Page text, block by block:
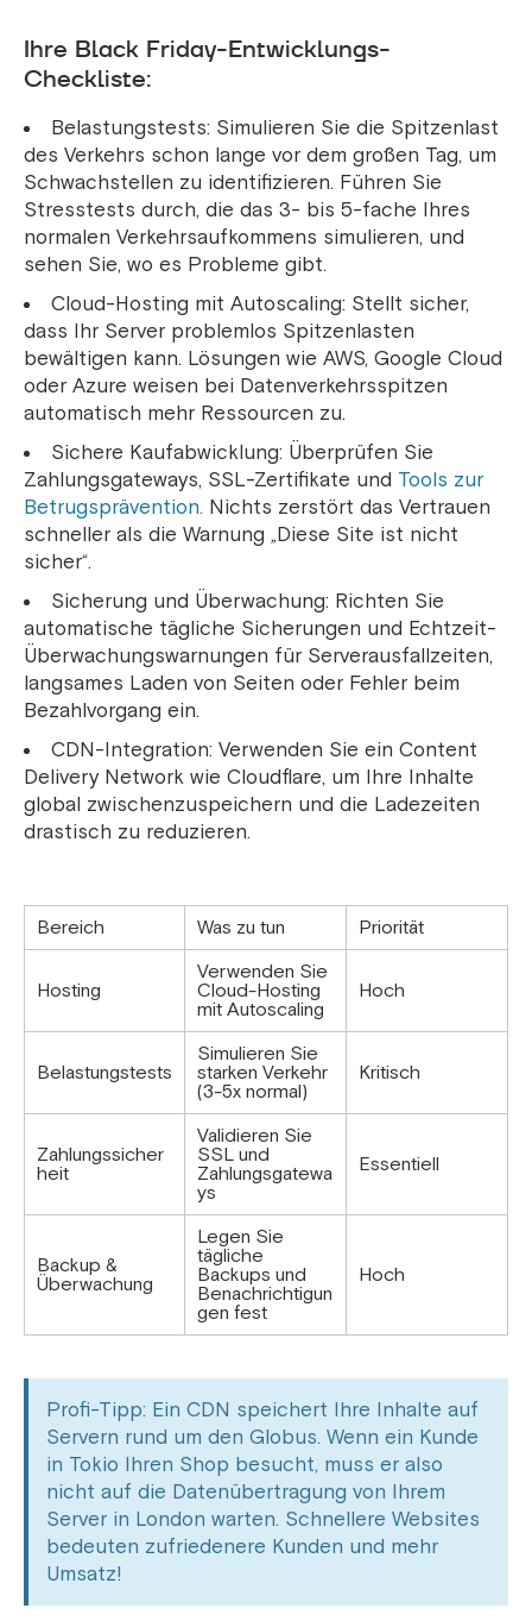
Ihre Black Friday-Entwicklungs-
Checkliste:
Belastungstests: Simulieren Sie die Spitzenlast
des Verkehrs schon lange vor dem großen Tag, um
Schwachstellen zu identifizieren. Führen Sie
Stresstests durch, die das 3- bis 5-fache Ihres
normalen Verkehrsaufkommens simulieren, und
sehen Sie, wo es Probleme gibt.
Cloud-Hosting mit Autoscaling: Stellt sicher,
dass Ihr Server problemlos Spitzenlasten
bewältigen kann. Lösungen wie AWS, Google Cloud
oder Azure weisen bei Datenverkehrsspitzen
automatisch mehr Ressourcen zu.
Sichere Kaufabwicklung: Überprüfen Sie
Zahlungsgateways, SSL-Zertifikate und Tools zur
Betrugsprävention. Nichts zerstört das Vertrauen
schneller als die Warnung „Diese Site ist nicht
sicher“.
Sicherung und Überwachung: Richten Sie
automatische tägliche Sicherungen und Echtzeit-
Überwachungswarnungen für Serverausfallzeiten,
langsames Laden von Seiten oder Fehler beim
Bezahlvorgang ein.
CDN-Integration: Verwenden Sie ein Content
Delivery Network wie Cloudflare, um Ihre Inhalte
global zwischenzuspeichern und die Ladezeiten
drastisch zu reduzieren.
Bereich Was zu tun Priorität
Hosting
Verwenden Sie
Cloud-Hosting
mit Autoscaling
Hoch
Belastungstests
Simulieren Sie
starken Verkehr
(3-5x normal)
Kritisch
Zahlungssicher
heit
Validieren Sie
SSL und
Zahlungsgatewa
ys
Essentiell
Backup &
Überwachung
Legen Sie
tägliche
Backups und
Benachrichtigun
gen fest
Hoch
Profi-Tipp: Ein CDN speichert Ihre Inhalte auf
Servern rund um den Globus. Wenn ein Kunde
in Tokio Ihren Shop besucht, muss er also
nicht auf die Datenübertragung von Ihrem
Server in London warten. Schnellere Websites
bedeuten zufriedenere Kunden und mehr
Umsatz!